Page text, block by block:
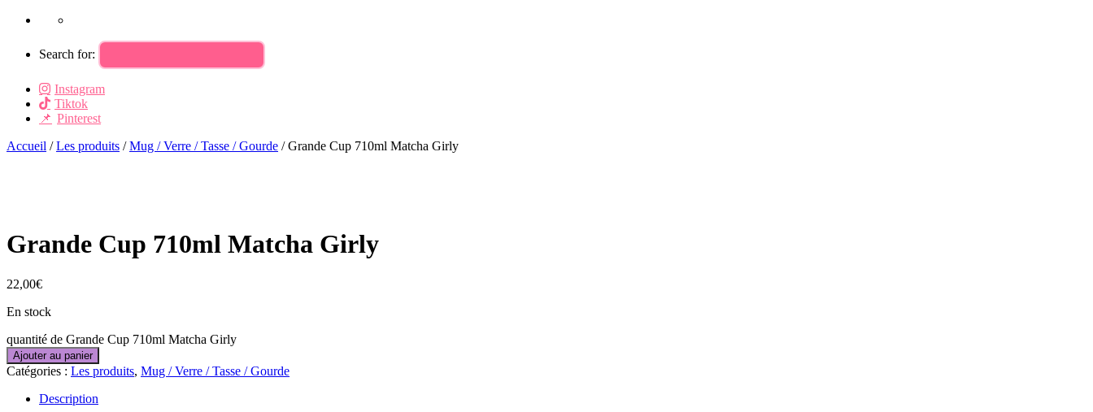
Search for:
Instagram
Tiktok
Pinterest
Accueil /Les produits /Mug / Verre / Tasse / Gourde / Grande Cup 710ml Matcha Girly
Grande Cup 710ml Matcha Girly
22,00€
En stock
quantité de Grande Cup 710ml Matcha Girly
Ajouter au panier
Catégories : Les produits, Mug / Verre / Tasse / Gourde
Description